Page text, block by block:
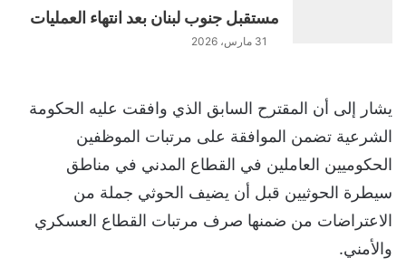
مستقبل جنوب لبنان بعد انتهاء العمليات
31 مارس، 2026
يشار إلى أن المقترح السابق الذي وافقت عليه الحكومة
الشرعية تضمن الموافقة على مرتبات الموظفين
الحكوميين العاملين في القطاع المدني في مناطق
سيطرة الحوثيين قبل أن يضيف الحوثي جملة من
الاعتراضات من ضمنها صرف مرتبات القطاع العسكري
والأمني.